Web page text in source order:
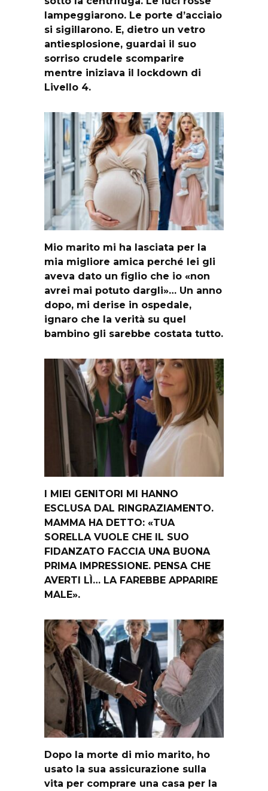
lampeggiarono. Le porte d’acciaio
si sigillarono. E, dietro un vetro
antiesplosione, guardai il suo
sorriso crudele scomparire
mentre iniziava il lockdown di
Livello 4.
Mio marito mi ha lasciata per la
mia migliore amica perché lei gli
aveva dato un figlio che io «non
avrei mai potuto dargli»… Un anno
dopo, mi derise in ospedale,
ignaro che la verità su quel
bambino gli sarebbe costata tutto.
I MIEI GENITORI MI HANNO
ESCLUSA DAL RINGRAZIAMENTO.
MAMMA HA DETTO: «TUA
SORELLA VUOLE CHE IL SUO
FIDANZATO FACCIA UNA BUONA
PRIMA IMPRESSIONE. PENSA CHE
AVERTI LÌ… LA FAREBBE APPARIRE
MALE».
Dopo la morte di mio marito, ho
usato la sua assicurazione sulla
vita per comprare una casa per la